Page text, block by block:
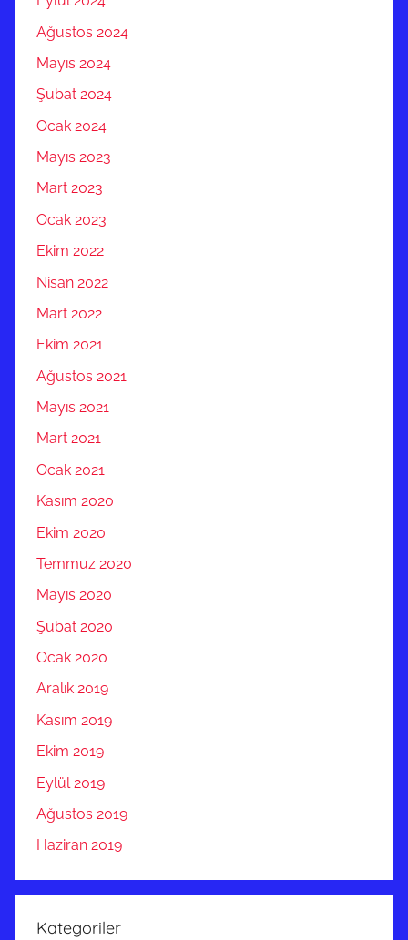
Ağustos 2024
Mayıs 2024
Şubat 2024
Ocak 2024
Mayıs 2023
Mart 2023
Ocak 2023
Ekim 2022
Nisan 2022
Mart 2022
Ekim 2021
Ağustos 2021
Mayıs 2021
Mart 2021
Ocak 2021
Kasım 2020
Ekim 2020
Temmuz 2020
Mayıs 2020
Şubat 2020
Ocak 2020
Aralık 2019
Kasım 2019
Ekim 2019
Eylül 2019
Ağustos 2019
Haziran 2019
Kategoriler